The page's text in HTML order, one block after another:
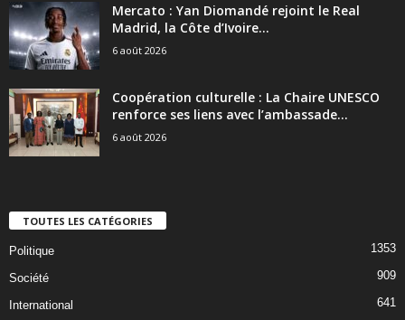
Mercato : Yan Diomandé rejoint le Real
Madrid, la Côte d’Ivoire...
6 août 2026
Coopération culturelle : La Chaire UNESCO
renforce ses liens avec l’ambassade...
6 août 2026
TOUTES LES CATÉGORIES
Politique 1353
Société 909
International 641